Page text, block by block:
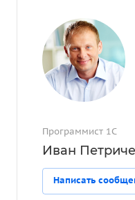
Программист 1С
Иван
Написать